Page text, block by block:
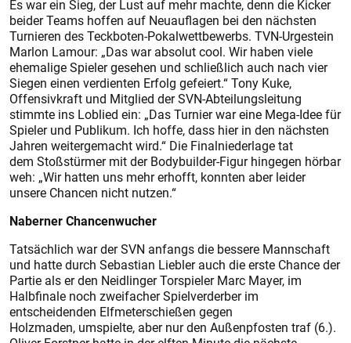
Es war ein Sieg, der Lust auf mehr machte, denn die Kicker
beider Teams hoffen auf Neuauflagen bei den nächsten
Turnieren des Teckboten-Pokalwettbewerbs. TVN-Urgestein
Marlon Lamour: „Das war absolut cool. Wir haben viele
ehemalige Spieler gesehen und schließlich auch nach vier
Siegen einen verdienten Erfolg gefeiert.“ Tony Kuke,
Offensivkraft und Mitglied der SVN-Abteilungsleitung
stimmte ins Loblied ein: „Das Turnier war eine Mega-Idee für
Spieler und Publikum. Ich hoffe, dass hier in den nächsten
Jahren weitergemacht wird.“ Die Finalniederlage tat
dem Stoßstürmer mit der Bodybuilder-Figur hingegen hörbar
weh: „Wir hatten uns mehr erhofft, konnten aber leider
unsere Chancen nicht nutzen.“
Naberner Chancenwucher
Tatsächlich war der SVN anfangs die bessere Mannschaft
und hatte durch Sebastian Liebler auch die erste Chance der
Partie als er den Neidlinger Torspieler Marc Mayer, im
Halbfinale noch zweifacher Spielverderber im
entscheidenden Elfmeterschießen gegen
Holzmaden, umspielte, aber nur den Außenpfosten traf (6.).